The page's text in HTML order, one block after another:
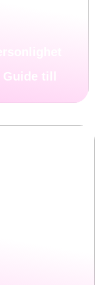
till